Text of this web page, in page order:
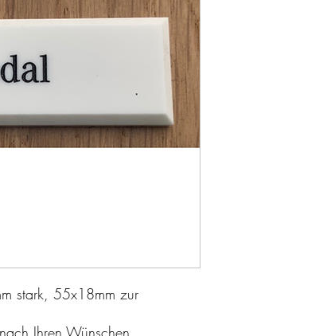
stark, 55x18mm zur
Ihren Wünschen.